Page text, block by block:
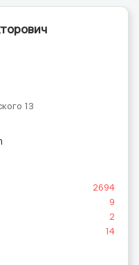
13
2694
9
2
14